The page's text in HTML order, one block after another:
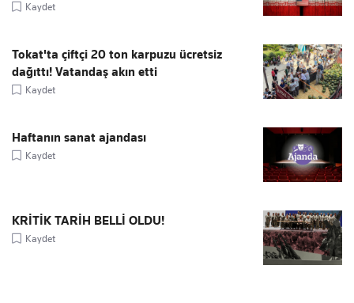
Kaydet
Tokat'ta çiftçi 20 ton karpuzu ücretsiz
dağıttı! Vatandaş akın etti
Kaydet
Haftanın sanat ajandası
Kaydet
KRİTİK TARİH BELLİ OLDU!
Kaydet